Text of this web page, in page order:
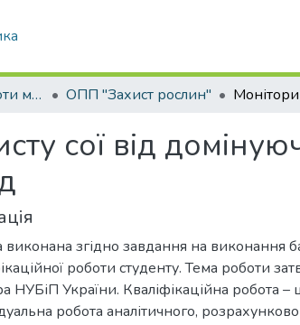
Кваліфікаційні роботи магістрів ОПП "Захист рослин"
сої від
виконана згідно завдання на виконання
роботи студенту. Тема роботи
НУБіП України. Кваліфікаційна робота –
робота аналітичного,